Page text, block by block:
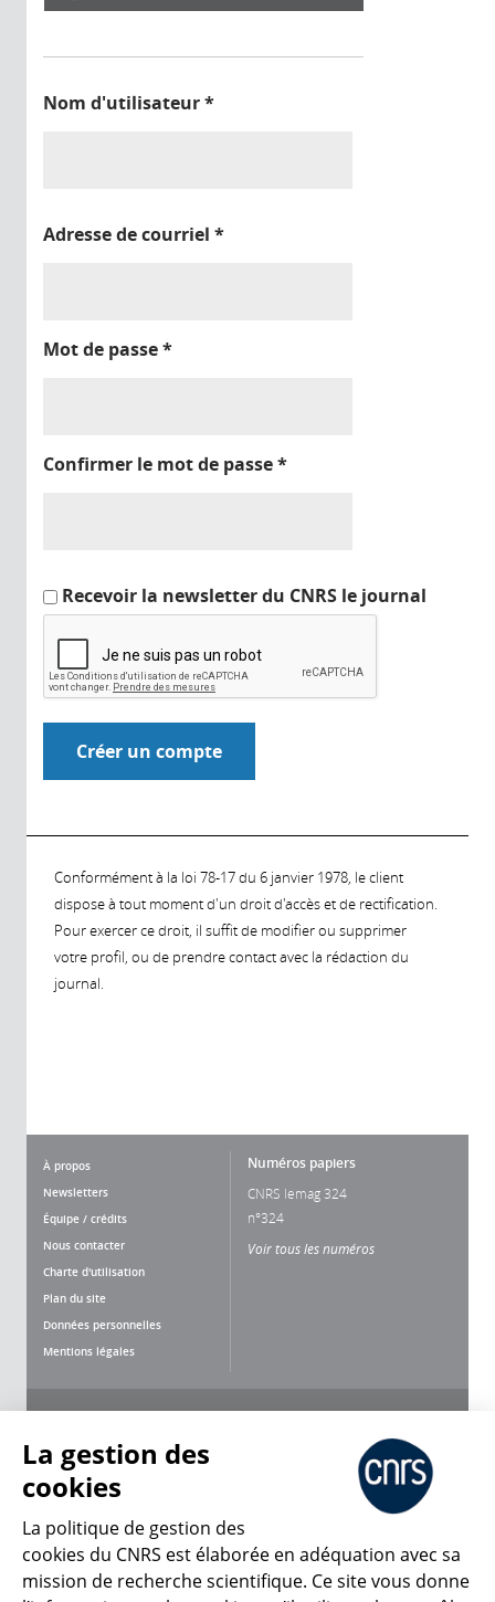
Nom d'utilisateur*
Adresse de courriel *
Mot de passe*
Confirmer le mot de passe*
Recevoir la newsletter du CNRS le journal
Conformément à la loi 78-17 du 6 janvier 1978, le client
dispose à tout moment d'un droit d'accès et de rectification.
Pour exercer ce droit, il suffit de modifier ou supprimer
votre profil, ou de prendre contact avec la rédaction du
journal.
À propos
Newsletters
Équipe / crédits
Nous contacter
Charte d'utilisation
Plan du site
Données personnelles
Mentions légales
Numéros papiers
CNRS lemag 324
n°324
Voir tous les numéros
CNRS Le Mag
La gestion des
cookies
La politique de gestion des
cookies du CNRS est élaborée en adéquation avec sa
mission de recherche scientifique. Ce site vous donne